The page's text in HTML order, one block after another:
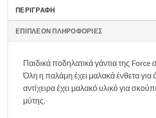
ΠΕΡΙΓΡΑΦΉ
ΕΠΙΠΛΈΟΝ ΠΛΗΡΟΦΟΡΊΕΣ
Παιδικά ποδηλατικά γάντια της
Όλη η παλάμη έχει μαλακά ένθετα για
αντίχειρα έχει μαλακό υλικό για
μύτης.